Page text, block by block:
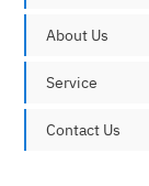
About Us
Service
Contact Us